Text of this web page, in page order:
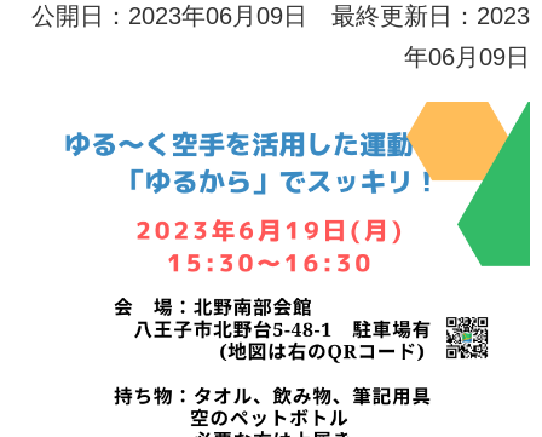
公開日：2023年06月09日 最終更新日：2023
年06月09日